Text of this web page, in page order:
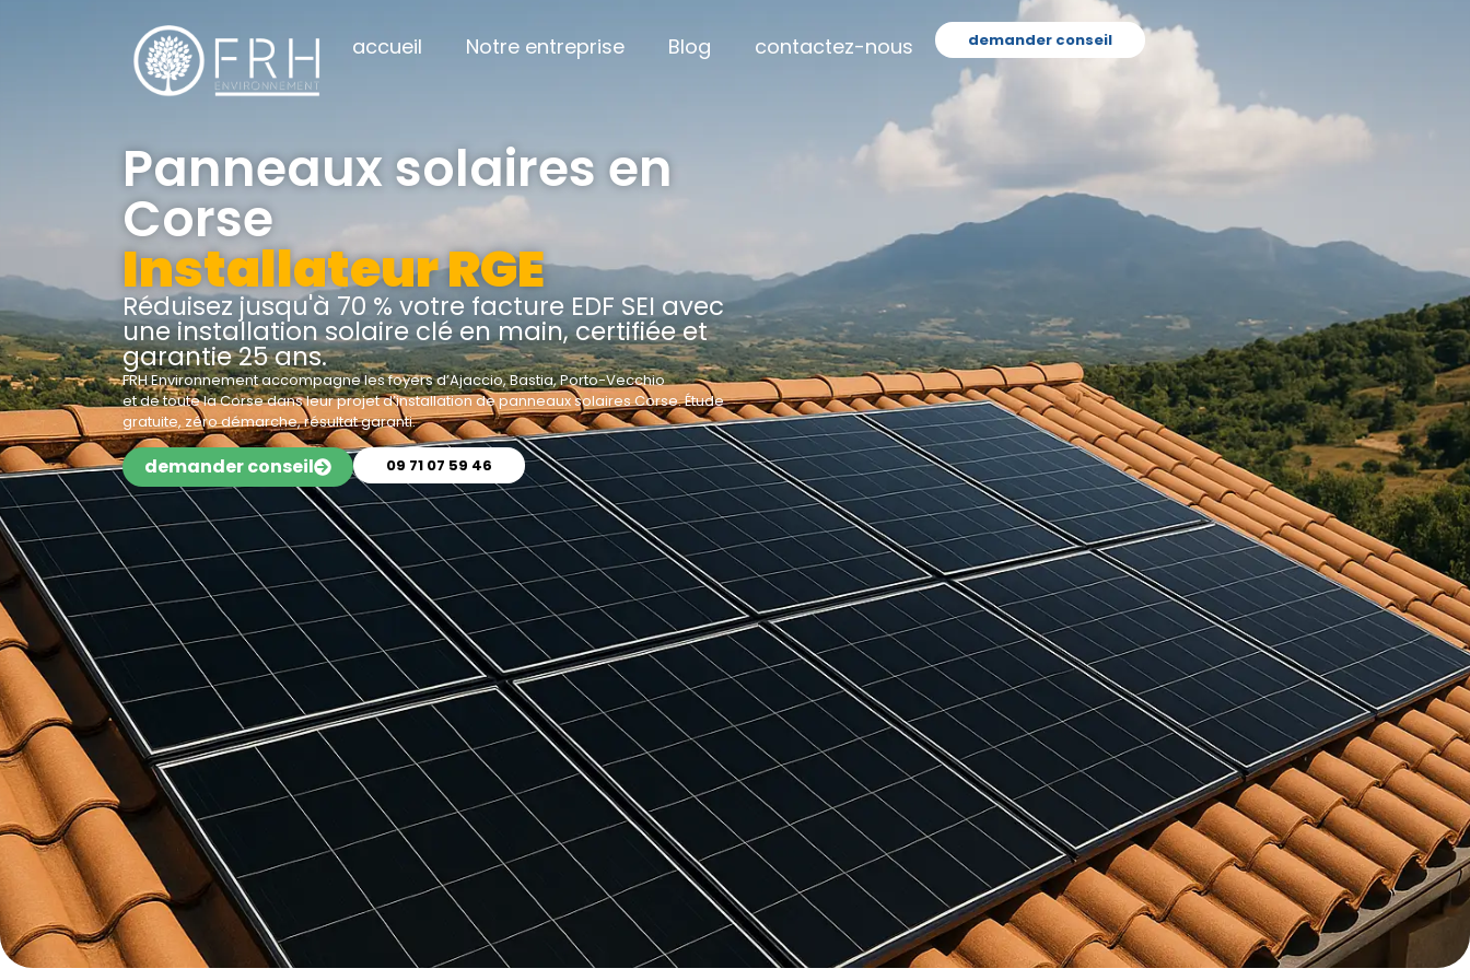
accueil Notre entreprise Blog contactez-nous demander conseil
Panneaux solaires en
Corse
Installateur RGE
Réduisez jusqu'à 70 % votre facture EDF SEI avec
une installation solaire clé en main, certifiée et
garantie 25 ans.
FRH Environnement accompagne les foyers d’Ajaccio, Bastia, Porto-Vecchio
et de toute la Corse dans leur projet d’installation de panneaux solaires Corse. Étude
gratuite, zéro démarche, résultat garanti.
demander conseil 09 71 07 59 46